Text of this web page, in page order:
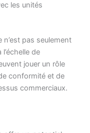
les unités
n’est pas seulement
de
jouer un rôle
conformité et de
commerciaux.